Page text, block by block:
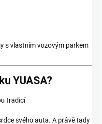
s vlastním vozovým parkem
YUASA?
tradicí
svého auta. A právě tady